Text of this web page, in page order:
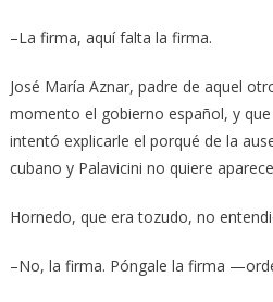
–La firma, aquí falta la firma.
José María Aznar, padre de aquel
momento el gobierno español, y
intentó explicarle el porqué de la
cubano y Palavicini no quiere
Hornedo, que era tozudo, no
–No, la firma. Póngale la firma